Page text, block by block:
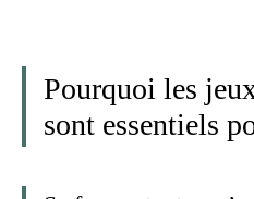
Pourquoi les
sont essentiels